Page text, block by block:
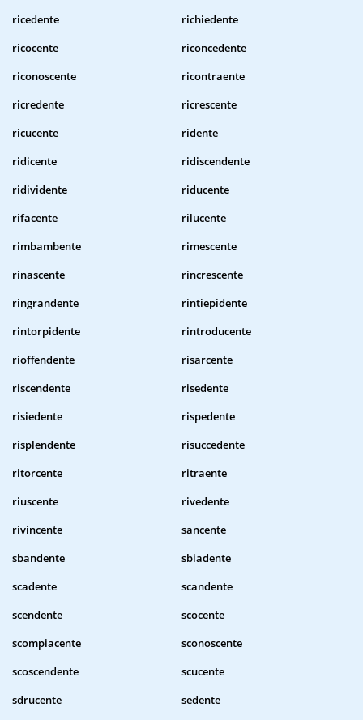
ricedente
richiedente
ricocente
riconcedente
riconoscente
ricontraente
ricredente
ricrescente
ricucente
ridente
ridicente
ridiscendente
ridividente
riducente
rifacente
rilucente
rimbambente
rimescente
rinascente
rincrescente
ringrandente
rintiepidente
rintorpidente
rintroducente
rioffendente
risarcente
riscendente
risedente
risiedente
rispedente
risplendente
risuccedente
ritorcente
ritraente
riuscente
rivedente
rivincente
sancente
sbandente
sbiadente
scadente
scandente
scendente
scocente
scompiacente
sconoscente
scoscendente
scucente
sdrucente
sedente